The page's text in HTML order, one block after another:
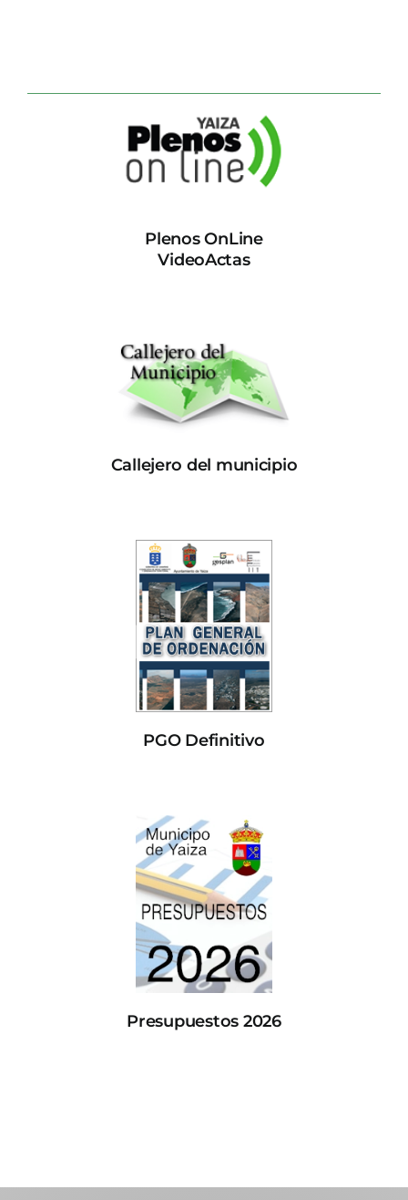
Plenos OnLine
VideoActas
Callejero del municipio
PGO Definitivo
Presupuestos 2026